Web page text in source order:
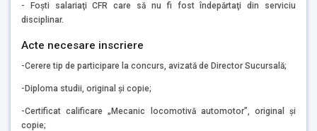
- Foşti salariaţi CFR care să nu fi fost îndepărtaţi din serviciu
disciplinar.
Acte necesare inscriere
-Cerere tip de participare la concurs, avizată de Director Sucursală;
-Diploma studii, original şi copie;
-Certificat calificare „Mecanic locomotivă automotor”, original şi
copie;